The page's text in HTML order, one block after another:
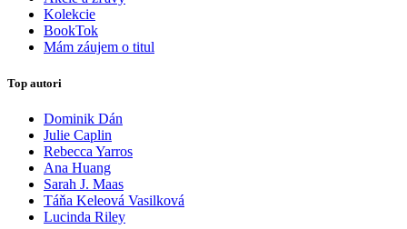
Kolekcie
BookTok
Mám záujem o titul
Top autori
Dominik Dán
Julie Caplin
Rebecca Yarros
Ana Huang
Sarah J. Maas
Táňa Keleová Vasilková
Lucinda Riley